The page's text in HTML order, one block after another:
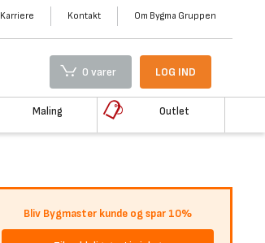
Karriere Kontakt Om Bygma Gruppen
0 varer LOG IND
Maling Outlet
Bliv Bygmaster kunde og spar 10%